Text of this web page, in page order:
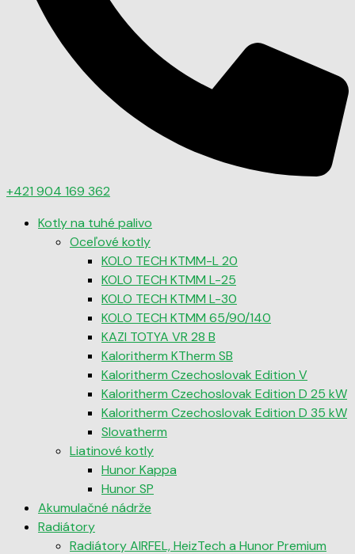
+421 904 169 362
Kotly na tuhé palivo
Oceľové kotly
KOLO TECH KTMM-L 20
KOLO TECH KTMM L-25
KOLO TECH KTMM L-30
KOLO TECH KTMM 65/90/140
KAZI TOTYA VR 28 B
Kaloritherm KTherm SB
Kaloritherm Czechoslovak Edition V
Kaloritherm Czechoslovak Edition D 25 kW
Kaloritherm Czechoslovak Edition D 35 kW
Slovatherm
Liatinové kotly
Hunor Kappa
Hunor SP
Akumulačné nádrže
Radiátory
Radiátory AIRFEL, HeizTech a Hunor Premium